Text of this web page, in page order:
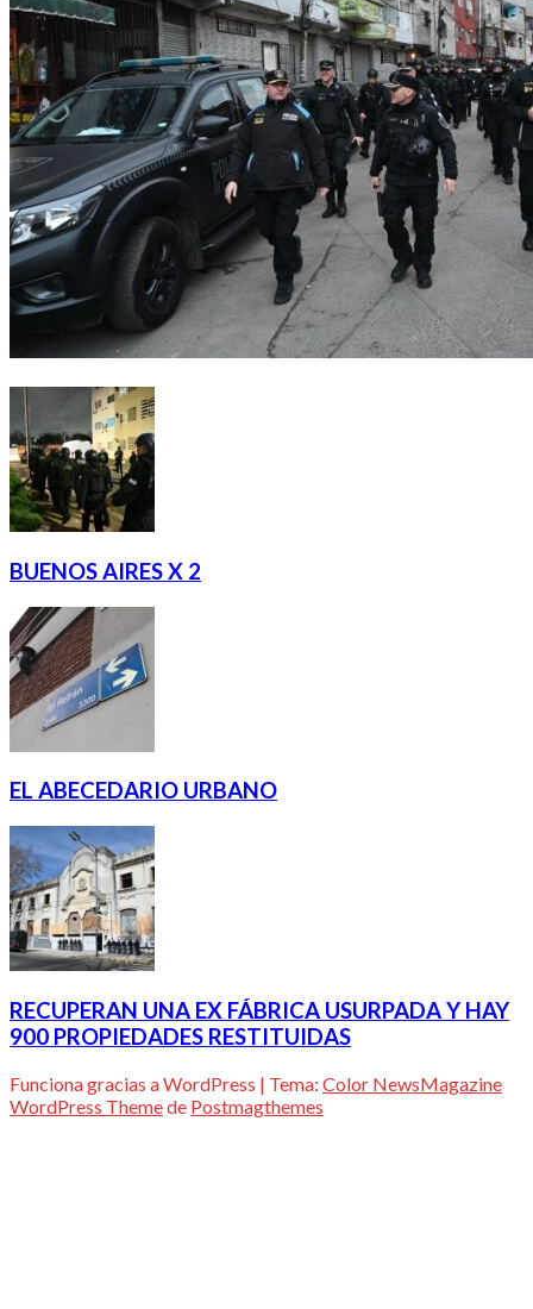
BUENOS AIRES X 2
EL ABECEDARIO URBANO
RECUPERAN UNA EX FÁBRICA USURPADA Y HAY
900 PROPIEDADES RESTITUIDAS
Funciona gracias a WordPress | Tema: Color NewsMagazine
WordPress Themede Postmagthemes